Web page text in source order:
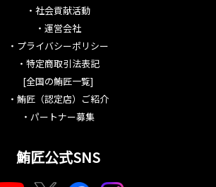
・ 社会貢献活動
・ 運営会社
・ プライバシーポリシー
・ 特定商取引法表記
[全国の鮪匠一覧]
・ 鮪匠（認定店）ご紹介
・ パートナー募集
鮪匠公式SNS